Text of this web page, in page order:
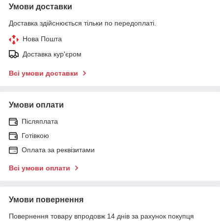
Умови доставки
Доставка здійснюється тільки по передоплаті.
Нова Пошта
Доставка кур'єром
Всі умови доставки
Умови оплати
Післяплата
Готівкою
Оплата за реквізитами
Всі умови оплати
Умови повернення
Повернення товару впродовж 14 днів за рахунок покупця